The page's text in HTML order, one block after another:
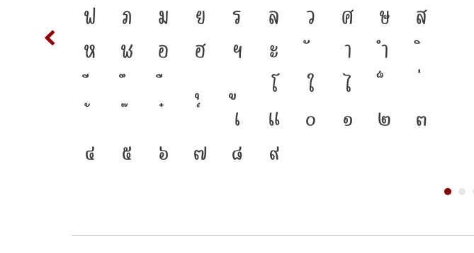
ฟ
ภ ม ย ร ล ว ศ ษ
ส
ห
ฬ อ ฮ ฯ ะ า
ำ
โ
ใ
ไ
เ
แ ๐ ๑ ๒
๓
๔
๕ ๖ ๗ ๘ ๙